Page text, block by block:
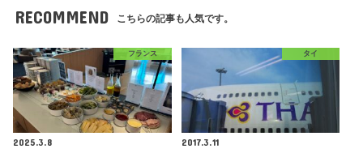
RECOMMEND こちらの記事も人気です。
フランス
2025.3.8
タイ
2017.3.11